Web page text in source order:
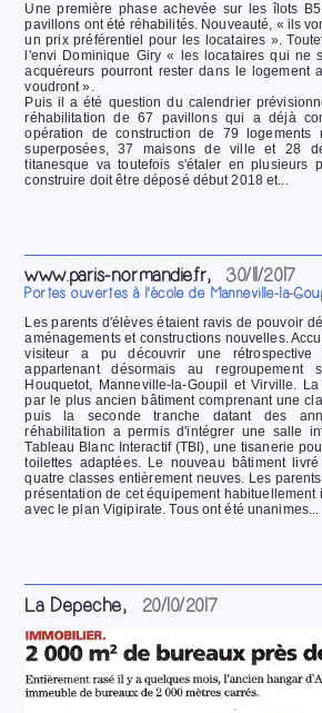
Une première phase achevée sur les îlots
pavillons ont été réhabilités. Nouveauté, « ils
un prix préférentiel pour les locataires ».
l'envi Dominique Giry « les locataires qui ne
acquéreurs pourront rester dans le logement
voudront ».
Puis il a été question du calendrier
réhabilitation de 67 pavillons qui a déjà
opération de construction de 79 logements
superposées, 37 maisons de ville et 28
titanesque va toutefois s'étaler en plusieurs
construire doit être déposé début 2018 et...
www.paris-normandie.fr, 30/11/2017
Portes ouvertes à l'école de Manneville-la-
Les parents d'élèves étaient ravis de pouvoir
aménagements et constructions nouvelles.
visiteur a pu découvrir une rétrospective
appartenant désormais au regroupement
Houquetot, Manneville-la-Goupil et Virville.
par le plus ancien bâtiment comprenant une
puis la seconde tranche datant des
réhabilitation a permis d'intégrer une salle
Tableau Blanc Interactif (TBI), une tisanerie
toilettes adaptées. Le nouveau bâtiment
quatre classes entièrement neuves. Les
présentation de cet équipement habituellement
avec le plan Vigipirate. Tous ont été unanimes...
La Depeche, 20/10/2017